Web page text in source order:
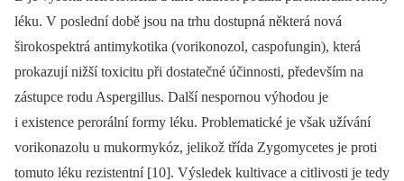
léku. V poslední době jsou na trhu dostupná některá nová
širokospektrá antimykotika (vorikonozol, caspofungin), která
prokazují nižší toxicitu při dostatečné účinnosti, především na
zástupce rodu Aspergillus. Další nespornou výhodou je
i existence perorální formy léku. Problematické je však užívání
vorikonazolu u mukormykóz, jelikož třída Zygomycetes je proti
tomuto léku rezistentní [10]. Výsledek kultivace a citlivosti je tedy